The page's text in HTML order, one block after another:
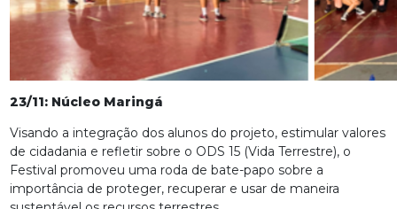
23/11: Núcleo Maringá
Visando a integração dos alunos do projeto, estimular valores
de cidadania e refletir sobre o ODS 15 (Vida Terrestre), o
Festival promoveu uma roda de bate-papo sobre a
importância de proteger, recuperar e usar de maneira